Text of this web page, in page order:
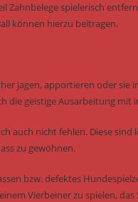
Zahnbelege spielerisch
können hierzu beitragen.
jagen, apportieren oder sie
die geistige Ausarbeitung mit
auch nicht fehlen. Diese
zu gewöhnen.
bzw. defektes
Vierbeiner zu spielen,